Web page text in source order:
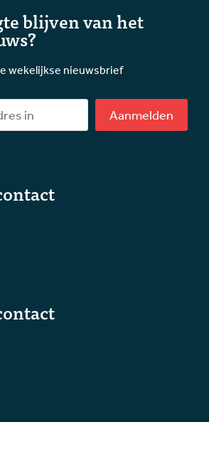
blijven van het
wekelijkse nieuwsbrief
Aanmelden